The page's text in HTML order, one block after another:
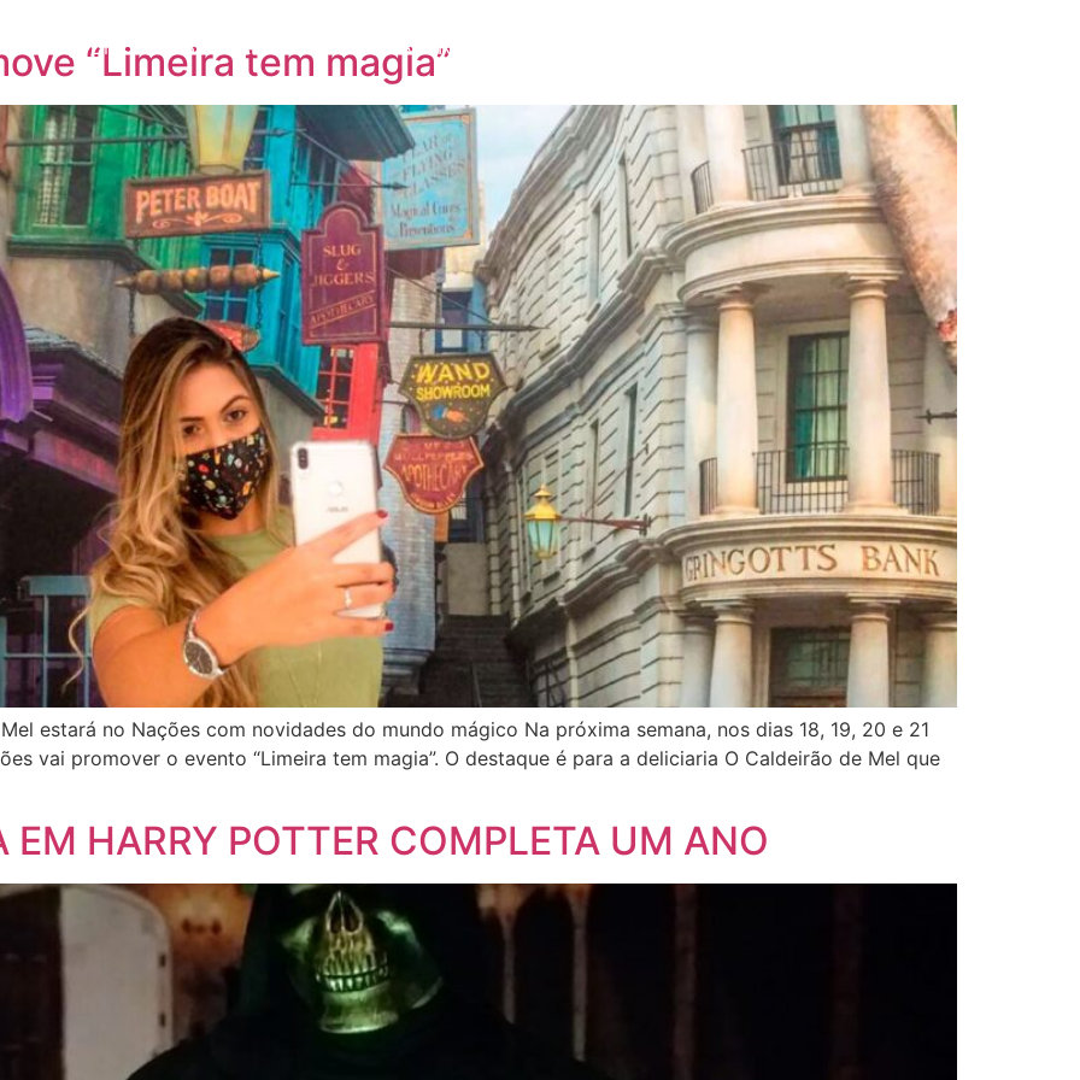
QUEM SOMOS PARCEIROS ORATÓRIA
“Limeira tem magia”
estará no Nações com novidades do mundo mágico Na próxima semana, nos dias 18, 19, 20 e 21
vai promover o evento “Limeira tem magia”. O destaque é para a deliciaria O Caldeirão de Mel que
EM HARRY POTTER COMPLETA UM ANO